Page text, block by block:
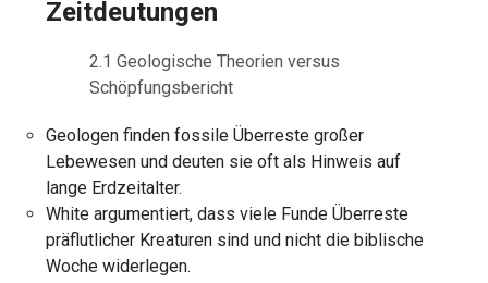
Zeitdeutungen
2.1 Geologische Theorien versus
Schöpfungsbericht
Geologen finden fossile Überreste großer
Lebewesen und deuten sie oft als Hinweis auf
lange Erdzeitalter.
White argumentiert, dass viele Funde Überreste
präflutlicher Kreaturen sind und nicht die biblische
Woche widerlegen.